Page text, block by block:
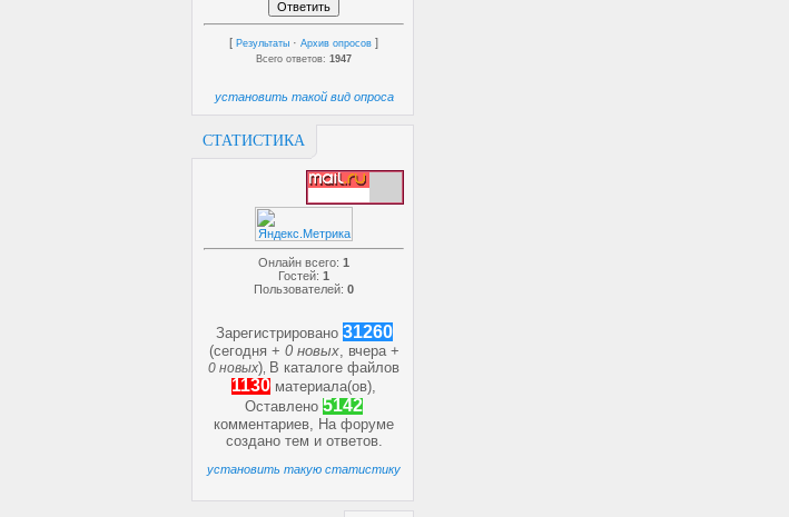
[ Результаты · Архив опросов ]
Всего ответов: 1947
установить такой вид опроса
СТАТИСТИКА
Онлайн всего: 1
Гостей: 1
Пользователей: 0
Зарегистрировано 31260
(сегодня + 0 новых, вчера +
0 новых) В каталоге файлов
1130 материала(ов),
Оставлено 5142
комментариев, На форуме
создано тем и ответов.
установить такую статистику